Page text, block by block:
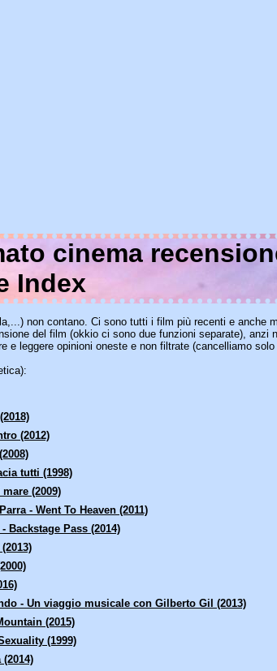
cinema
Index
non contano. Ci sono tutti i film più recenti e anche
del film (okkio ci sono due funzioni separate), anzi
leggere opinioni oneste e non filtrate (cancelliamo
(2012)
tutti (1998)
(2009)
- Went To Heaven (2011)
Backstage Pass (2014)
- Un viaggio musicale con Gilberto Gil (2013)
(2015)
(1999)